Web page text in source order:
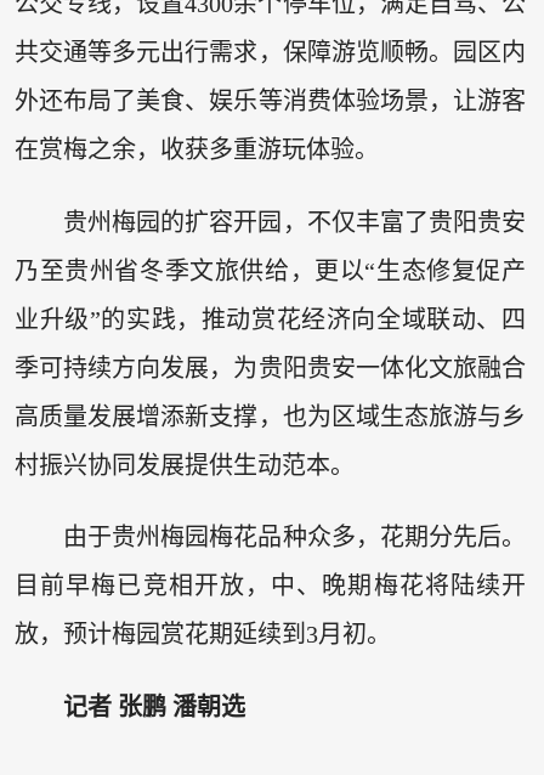
共交通等多元出行需求，保障游览顺畅。园区内
外还布局了美食、娱乐等消费体验场景，让游客
在赏梅之余，收获多重游玩体验。
贵州梅园的扩容开园，不仅丰富了贵阳贵安
乃至贵州省冬季文旅供给，更以“生态修复促产
业升级”的实践，推动赏花经济向全域联动、四
季可持续方向发展，为贵阳贵安一体化文旅融合
高质量发展增添新支撑，也为区域生态旅游与乡
村振兴协同发展提供生动范本。
由于贵州梅园梅花品种众多，花期分先后。
目前早梅已竞相开放，中、晚期梅花将陆续开
放，预计梅园赏花期延续到3月初。
记者 张鹏 潘朝选